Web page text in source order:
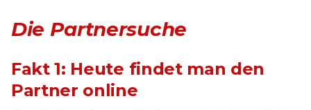
Die Partnersuche
Fakt 1: Heute findet man den
Partner online